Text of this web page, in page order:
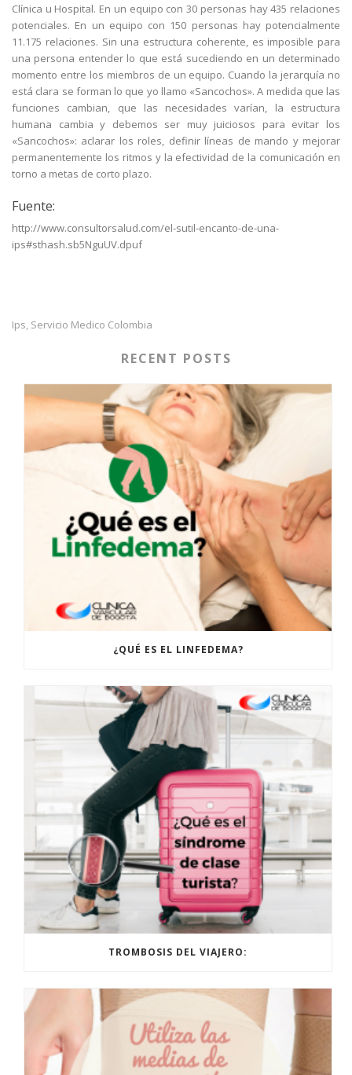
Clínica u Hospital. En un equipo con 30 personas hay 435 relaciones
potenciales. En un equipo con 150 personas hay potencialmente
11.175 relaciones. Sin una estructura coherente, es imposible para
una persona entender lo que está sucediendo en un determinado
momento entre los miembros de un equipo. Cuando la jerarquía no
está clara se forman lo que yo llamo «Sancochos». A medida que las
funciones cambian, que las necesidades varían, la estructura
humana cambia y debemos ser muy juiciosos para evitar los
«Sancochos»: aclarar los roles, definir líneas de mando y mejorar
permanentemente los ritmos y la efectividad de la comunicación en
torno a metas de corto plazo.
Fuente:
http://www.consultorsalud.com/el-sutil-encanto-de-una-
ips#sthash.sb5NguUV.dpuf
Ips, Servicio Medico Colombia
RECENT POSTS
¿QUÉ ES EL LINFEDEMA?
TROMBOSIS DEL VIAJERO: